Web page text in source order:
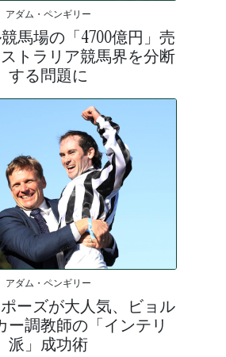
アダム・ペンギリー
馬場の「4700億円」売
トラリア競馬界を分断
する問題に
アダム・ペンギリー
ーズが大人気、ビョル
ー調教師の「インテリ
派」成功術